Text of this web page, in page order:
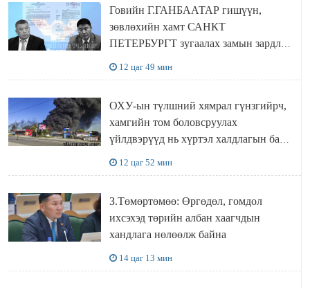
Говийн Г.ГАНБААТАР гишүүн,
зөвлөхийн хамт САНКТ
ПЕТЕРБУРГТ зугаалах замын зардлаа
“ИНҮТ” ТӨХХК даажээ
12 цаг 49 мин
ОХУ-ын түлшний хямрал гүнзгийрч,
хамгийн том боловсруулах
үйлдвэрүүд нь хүртэл халдлагын бай
болов
12 цаг 52 мин
З.Төмөртөмөө: Өргөдөл, гомдол
ихсэхэд төрийн албан хаагчдын
хандлага нөлөөлж байна
14 цаг 13 мин